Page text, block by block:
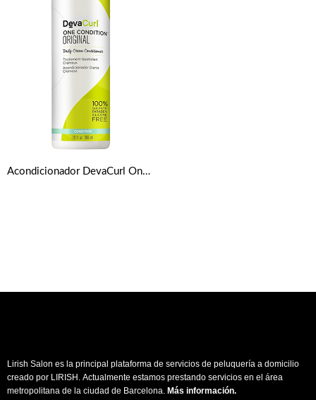
Acondicionador DevaCurl One Condition Original 355 Ml
Lirish Salon es la principal plataforma de servicios de peluquería a domicilio
creado por LIRISH. Actualmente estamos prestando servicios en el área
metropolitana de la ciudad de Barcelona. Más información.